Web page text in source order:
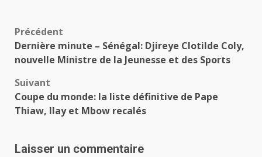
Navigation
d’article
Précédent
Dernière minute – Sénégal: Djireye Clotilde Coly,
nouvelle Ministre de la Jeunesse et des Sports
Suivant
Coupe du monde: la liste définitive de Pape
Thiaw, Ilay et Mbow recalés
Laisser un commentaire